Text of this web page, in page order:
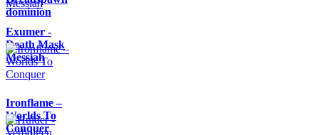
dominion
Exumer -
Death Mask
Messiah
Ironflame –
Worlds To
Conquer